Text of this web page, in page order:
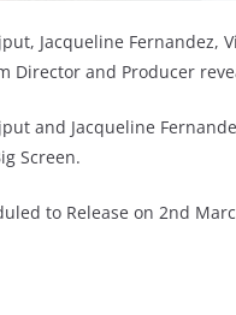
Jacqueline Fernandez,
Director and Producer
and Jacqueline
Screen.
to Release on 2nd